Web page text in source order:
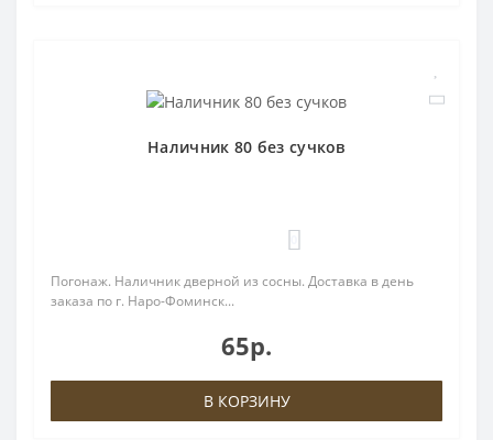
Наличник 80 без сучков
Погонаж. Наличник дверной из сосны. Доставка в день
заказа по г. Наро-Фоминск...
65р.
В КОРЗИНУ